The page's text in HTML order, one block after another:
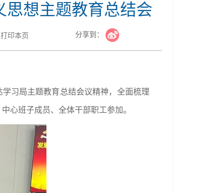
思想主题教育总结会
打印本页 分享到：
习局主题教育总结会议精神，全面梳理
心班子成员、全体干部职工参加。